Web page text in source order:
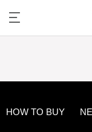
HOW TO BUY